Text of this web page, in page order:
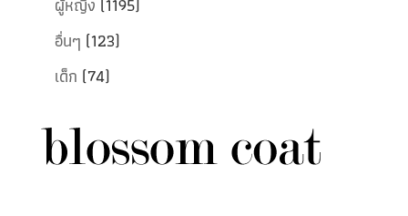
ผู้หญิง (1195)
อื่นๆ (123)
เด็ก (74)